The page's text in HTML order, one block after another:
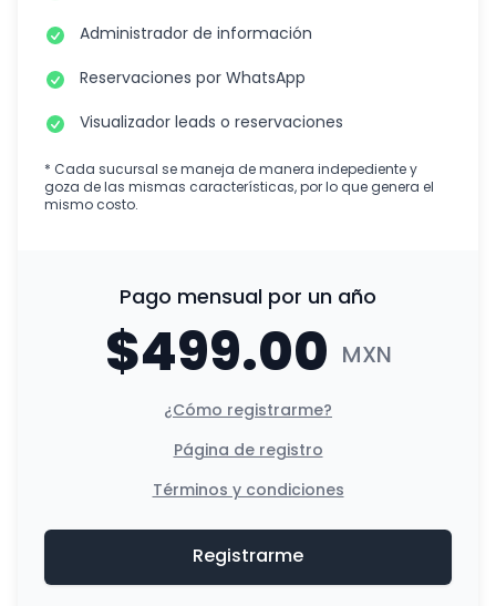
Administrador de información
Reservaciones por WhatsApp
Visualizador leads o reservaciones
* Cada sucursal se maneja de manera indepediente y
goza de las mismas características, por lo que genera el
mismo costo.
Pago mensual por un año
$499.00 MXN
¿Cómo registrarme?
Página de registro
Términos y condiciones
Registrarme